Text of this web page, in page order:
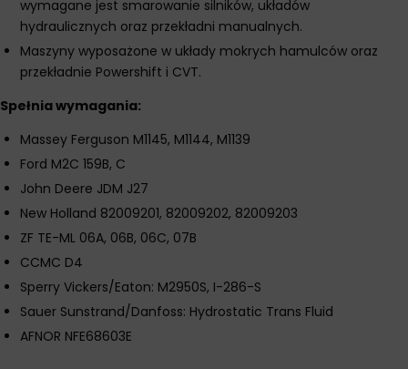
wymagane jest smarowanie silników, układów
hydraulicznych oraz przekładni manualnych.
Maszyny wyposażone w układy mokrych hamulców oraz
przekładnie Powershift i CVT.
Spełnia wymagania:
Massey Ferguson M1145, M1144, M1139
Ford M2C 159B, C
John Deere JDM J27
New Holland 82009201, 82009202, 82009203
ZF TE-ML 06A, 06B, 06C, 07B
CCMC D4
Sperry Vickers/Eaton: M2950S, I-286-S
Sauer Sunstrand/Danfoss: Hydrostatic Trans Fluid
AFNOR NFE68603E